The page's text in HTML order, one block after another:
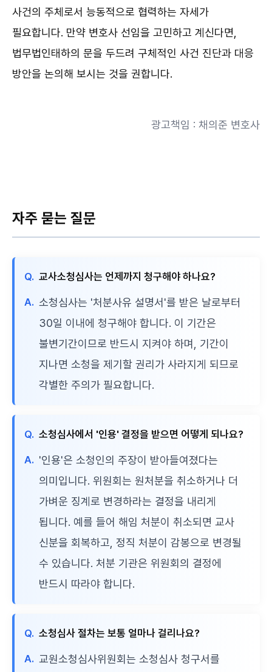
사건의 주체로서 능동적으로 협력하는 자세가
필요합니다. 만약 변호사 선임을 고민하고 계신다면,
법무법인태하의 문을 두드려 구체적인 사건 진단과 대응
방안을 논의해 보시는 것을 권합니다.
광고책임 : 채의준 변호사
자주 묻는 질문
Q. 교사소청심사는 언제까지 청구해야 하나요?
A. 소청심사는 '처분사유 설명서'를 받은 날로부터
30일 이내에 청구해야 합니다. 이 기간은
불변기간이므로 반드시 지켜야 하며, 기간이
지나면 소청을 제기할 권리가 사라지게 되므로
각별한 주의가 필요합니다.
Q. 소청심사에서 '인용' 결정을 받으면 어떻게 되나요?
A. '인용'은 소청인의 주장이 받아들여졌다는
의미입니다. 위원회는 원처분을 취소하거나 더
가벼운 징계로 변경하라는 결정을 내리게
됩니다. 예를 들어 해임 처분이 취소되면 교사
신분을 회복하고, 정직 처분이 감봉으로 변경될
수 있습니다. 처분 기관은 위원회의 결정에
반드시 따라야 합니다.
Q. 소청심사 절차는 보통 얼마나 걸리나요?
A. 교원소청심사위원회는 소청심사 청구서를